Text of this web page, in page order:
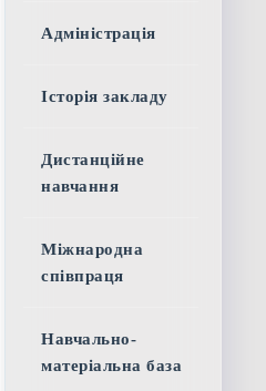
Адміністрація
Історія закладу
Дистанційне
навчання
Міжнародна
співпраця
Навчально-
матеріальна база